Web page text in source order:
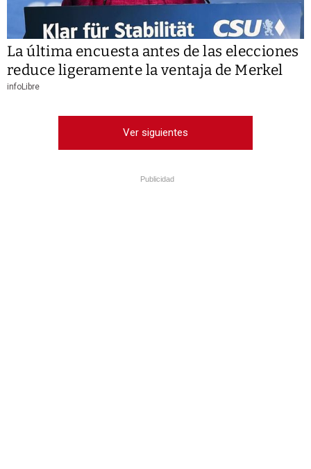
La última encuesta antes de las elecciones
reduce ligeramente la ventaja de Merkel
infoLibre
Ver siguientes
Publicidad